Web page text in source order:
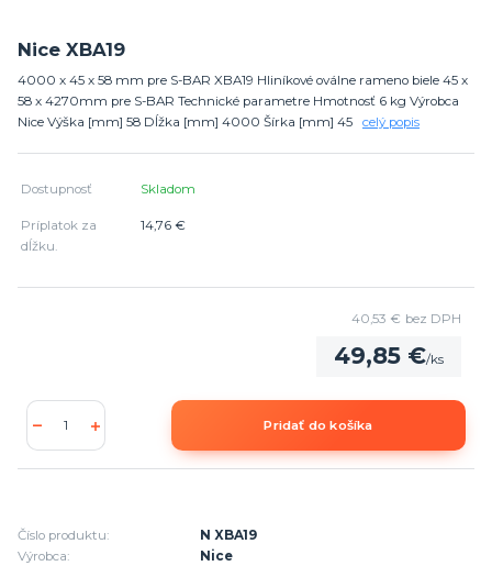
Nice XBA19
4000 x 45 x 58 mm pre S-BAR XBA19 Hliníkové oválne rameno biele 45 x
58 x 4270mm pre S-BAR Technické parametre Hmotnosť 6 kg Výrobca
Nice Výška [mm] 58 Dĺžka [mm] 4000 Šírka [mm] 45 celý popis
Dostupnosť Skladom
Príplatok za
dĺžku.
14,76 €
49,85 €/ks
40,53 € bez DPH
Pridať do košíka
Číslo produktu:
N XBA19
Výrobca:
Nice